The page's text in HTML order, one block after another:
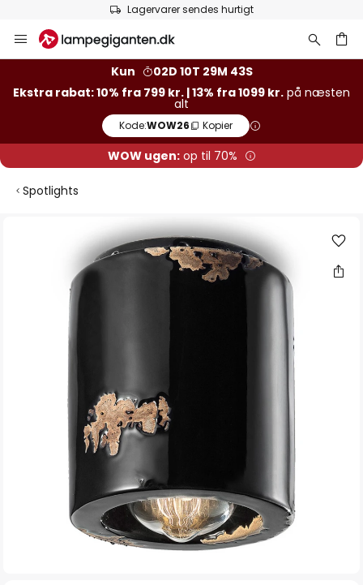
Lagervarer sendes hurtigt
to
Kun
02D 10T 29M 43S
Ekstra rabat: 10% fra 799 kr. | 13% fra 1099 kr. på næsten
alt
Kode:WOW26 Kopier
WOW ugen:op til 70%
Spotlights
billedgalleriet